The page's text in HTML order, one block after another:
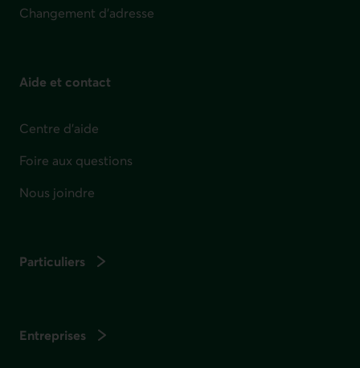
Changement d'adresse
Aide et contact
Centre d'aide
Foire aux questions
Nous joindre
Particuliers
Entreprises